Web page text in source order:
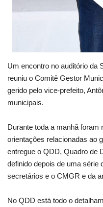
Um encontro no auditório da
reuniu o Comitê Gestor
gerido pelo vice-prefeito,
municipais.
Durante toda a manhã
orientações relacionadas ao
entregue o QDD, Quadro de
definido depois de uma série
secretários e o CMGR e da
No QDD está todo o